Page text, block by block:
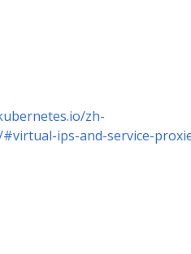
zh-
ips-and-service-